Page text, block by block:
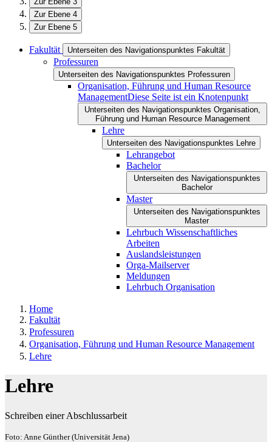
Zur Ebene 4
Zur Ebene 5
Fakultät Unterseiten des Navigationspunktes Fakultät
Professuren
Unterseiten des Navigationspunktes Professuren
Organisation, Führung und Human Resource
ManagementDiese Seite ist ein Knotenpunkt
Unterseiten des Navigationspunktes Organisation,
Führung und Human Resource Management
Lehre
Unterseiten des Navigationspunktes Lehre
Lehrangebot
Bachelor
Unterseiten des Navigationspunktes
Bachelor
Master
Unterseiten des Navigationspunktes
Master
Lehrbuch Wissenschaftliches
Arbeiten
Auslandsleistungen
Orga-Mailserver
Meldungen
Lehrbuch Organisation
Home
Fakultät
Professuren
Organisation, Führung und Human Resource Management
Lehre
Lehre
Schreiben einer Abschlussarbeit
Foto: Anne Günther (Universität Jena)